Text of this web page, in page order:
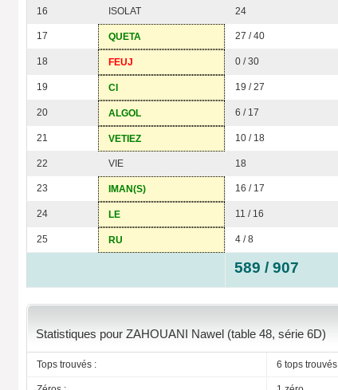
16 ISOLAT 24
17 QUETA 27 / 40
18 FEUJ 0 / 30
19 CI 19 / 27
20 ALGOL 6 / 17
21 VETIEZ 10 / 18
22 VIE 18
23 IMAN(S) 16 / 17
24 LE 11 / 16
25 RU 4 / 8
589 / 907
Statistiques pour ZAHOUANI Nawel (table 48, série 6D)
Tops trouvés : 6 tops trouvés